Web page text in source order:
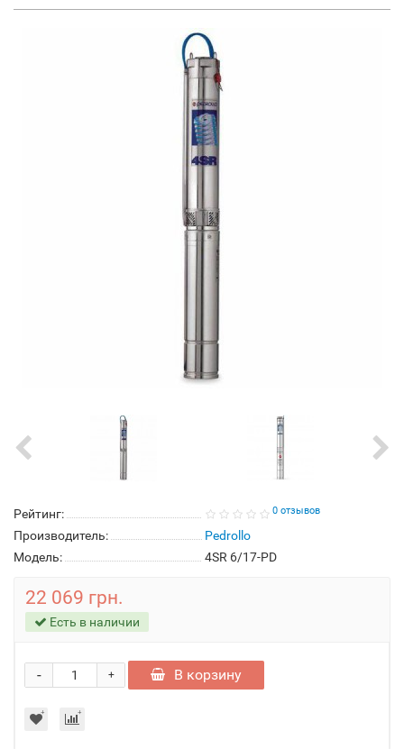
Рейтинг: 0 отзывов
Производитель:
Pedrollo
Модель:
4SR 6/17-PD
22 069 грн.
Есть в наличии
+
- В корзину